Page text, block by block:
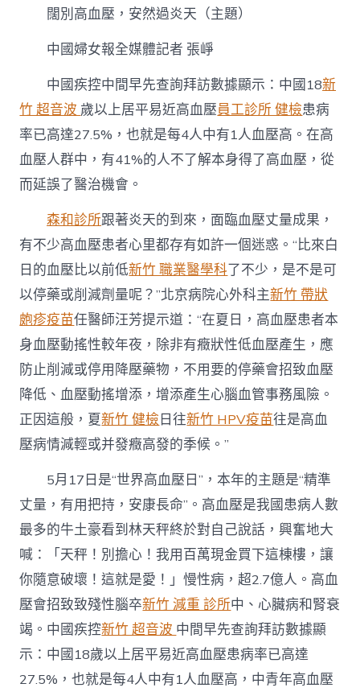
診
所
健
檢
炎
天〉
中
闊別高血壓，安然過炎天（主題）
中國婦女報全媒體記者 張崢
中國疾控中間早先查詢拜訪數據顯示：中國18新
竹 超音波 歲以上居平易近高血壓員工診所 健檢患病
率已高達27.5%，也就是每4人中有1人血壓高。在高
血壓人群中，有41%的人不了解本身得了高血壓，從
而延誤了醫治機會。
森和診所跟著炎天的到來，面臨血壓丈量成果，
有不少高血壓患者心里都存有如許一個迷惑。“比來白
日的血壓比以前低新竹 職業醫學科了不少，是不是可
以停藥或削減劑量呢？”北京病院心外科主新竹 帶狀
皰疹疫苗任醫師汪芳提示道：“在夏日，高血壓患者本
身血壓動搖性較年夜，除非有癥狀性低血壓產生，應
防止削減或停用降壓藥物，不用要的停藥會招致血壓
降低、血壓動搖增添，增添產生心腦血管事務風險。
正因這般，夏新竹 健檢日往新竹 HPV疫苗往是高血
壓病情減輕或并發癥高發的季候。”
5月17日是“世界高血壓日”，本年的主題是“精準
丈量，有用把持，安康長命”。高血壓是我國患病人數
最多的牛土豪看到林天秤終於對自己說話，興奮地大
喊：「天秤！別擔心！我用百萬現金買下這棟樓，讓
你隨意破壞！這就是愛！」慢性病，超2.7億人。高血
壓會招致致殘性腦卒新竹 減重 診所中、心臟病和腎衰
竭。中國疾控新竹 超音波 中間早先查詢拜訪數據顯
示：中國18歲以上居平易近高血壓患病率已高達
27.5%，也就是每4人中有1人血壓高，中青年高血壓